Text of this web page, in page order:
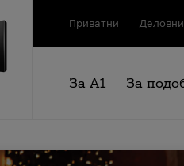
Приватни Деловни
За А1 За